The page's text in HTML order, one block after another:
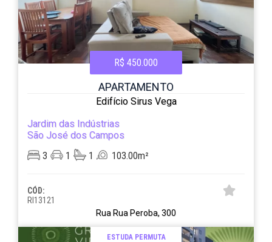
R$ 450.000
APARTAMENTO
Edifício Sirus Vega
Jardim das Indústrias
São José dos Campos
3
1 1 103.00m²
CÓD:
RI13121
Rua Rua Peroba, 300
ESTUDA PERMUTA